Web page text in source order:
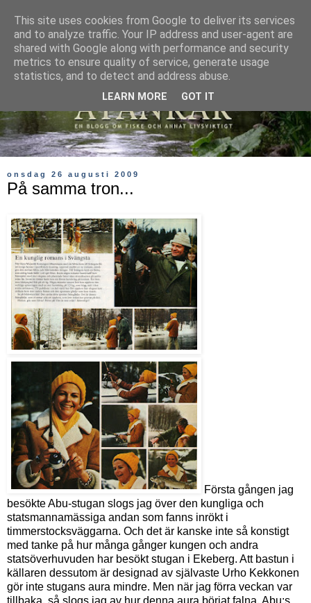
onsdag 26 augusti 2009
På samma tron...
Första gången jag
besökte Abu-stugan slogs jag över den kungliga och
statsmannamässiga andan som fanns inrökt i
timmerstocksväggarna. Och det är kanske inte så konstigt
med tanke på hur många gånger kungen och andra
statsöverhuvuden har besökt stugan i Ekeberg. Att bastun i
källaren dessutom är designad av självaste Urho Kekkonen
gör inte stugans aura mindre. Men när jag förra veckan var
This site uses cookies from Google to deliver its services
and to analyze traffic. Your IP address and user-agent are
shared with Google along with performance and security
metrics to ensure quality of service, generate usage
statistics, and to detect and address abuse.
LEARN MORE GOT IT